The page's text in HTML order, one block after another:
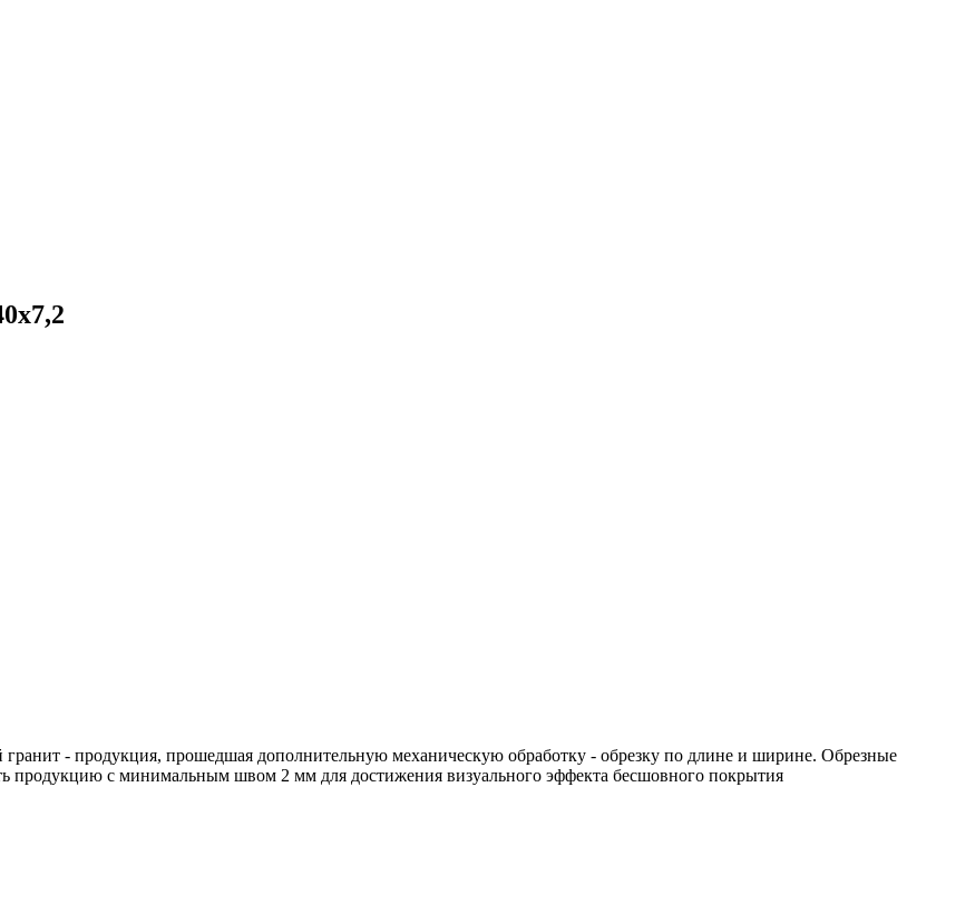
гранит - продукция, прошедшая дополнительную механическую обработку - обрезку по длине и ширине. Обрезные
продукцию с минимальным швом 2 мм для достижения визуального эффекта бесшовного покрытия